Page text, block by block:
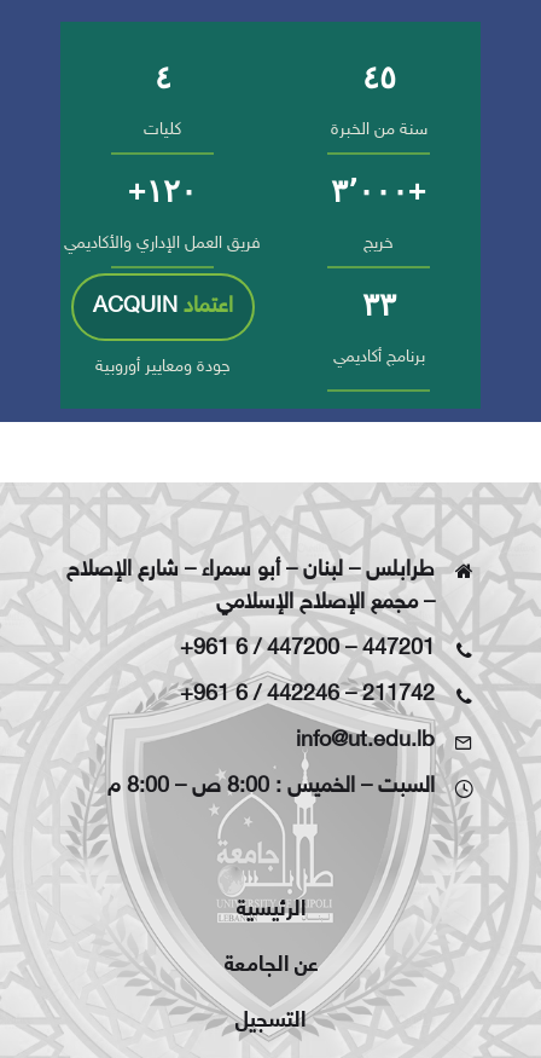
أرقام وإنجازات الجامعة
٤٥
سنة من الخبرة
٤
كليات
+٣٬٠٠٠
خريج
١٢٠+
فريق العمل الإداري والأكاديمي
٣٣
برنامج أكاديمي
اعتمادACQUIN
جودة ومعايير أوروبية
طرابلس – لبنان – أبو سمراء – شارع الإصلاح
– مجمع الإصلاح الإسلامي
+961 6 / 447200–447201
+961 6 / 442246–211742
info@ut.edu.lb
السبت – الخميس : 8:00 ص – 8:00 م
الرئيسية
عن الجامعة
التسجيل